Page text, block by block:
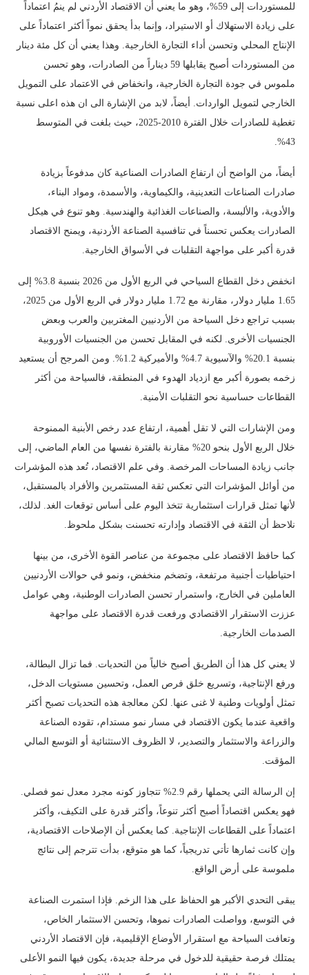
للمستوردات إلى 59%، وهو ما يعني أن الاقتصاد الأردني لم ينمُ اعتماداً
على زيادة الاستهلاك أو الاستيراد، وإنما بدأ يحقق نمواً أكثر اعتماداً على
الإنتاج المحلي وتحسن أداء التجارة الخارجية. وهذا يعني أن كل مئة دينار
من المستوردات أصبح يقابلها 59 ديناراً من الصادرات، وهو تحسن
ملموس في جودة التجارة الخارجية، وانخفاض في الاعتماد على التمويل
الخارجي لتمويل الواردات. أيضاً، لابد من الإشارة الى ان هذه اعلى نسبة
تغطية للصادرات خلال الفترة 2010-2025، حيث بلغت في المتوسط
43%.
أيضاً، من الواضح أن ارتفاع الصادرات الصناعية كان مدفوعاً بزيادة
صادرات الصناعات التعدينية، والكيماوية، والأسمدة، ومواد البناء،
والأدوية، والألبسة، والصناعات الغذائية والهندسية. وهو تنوع في هيكل
الصادرات يعكس تحسناً في تنافسية الصناعة الأردنية، ويمنح الاقتصاد
قدرة أكبر على مواجهة التقلبات في الأسواق الخارجية.
انخفض دخل القطاع السياحي في الربع الأول من 2026 بنسبة 3.8% إلى
1.65 مليار دولار، مقارنة مع 1.72 مليار دولار في الربع الأول من 2025،
بسبب تراجع دخل السياحة من الأردنيين المغتربين والعرب وبعض
الجنسيات الأخرى. لكنه في المقابل تحسن من الجنسيات الأوروبية
بنسبة 20.1% والآسيوية 4.7% والأميركية 1.2%. ومن المرجح أن يستعيد
زخمه بصورة أكبر مع ازدياد الهدوء في المنطقة، فالسياحة من أكثر
القطاعات حساسية نحو التقلبات الأمنية.
ومن الإشارات التي لا تقل أهمية، ارتفاع عدد رخص الأبنية الممنوحة
خلال الربع الأول بنحو 20% مقارنة بالفترة نفسها من العام الماضي، إلى
جانب زيادة المساحات المرخصة. وفي علم الاقتصاد، تُعد هذه المؤشرات
من أوائل المؤشرات التي تعكس ثقة المستثمرين والأفراد بالمستقبل،
لأنها تمثل قرارات استثمارية تتخذ اليوم على أساس توقعات الغد. لذلك،
نلاحظ أن الثقة في الاقتصاد وإدارته تحسنت بشكل ملحوظ.
كما حافظ الاقتصاد على مجموعة من عناصر القوة الأخرى، من بينها
احتياطيات أجنبية مرتفعة، وتضخم منخفض، ونمو في حوالات الأردنيين
العاملين في الخارج، واستمرار تحسن الصادرات الوطنية، وهي عوامل
عززت الاستقرار الاقتصادي ورفعت قدرة الاقتصاد على مواجهة
الصدمات الخارجية.
لا يعني كل هذا أن الطريق أصبح خالياً من التحديات. فما تزال البطالة،
ورفع الإنتاجية، وتسريع خلق فرص العمل، وتحسين مستويات الدخل،
تمثل أولويات وطنية لا غنى عنها. لكن معالجة هذه التحديات تصبح أكثر
واقعية عندما يكون الاقتصاد في مسار نمو مستدام، تقوده الصناعة
والزراعة والاستثمار والتصدير، لا الظروف الاستثنائية أو التوسع المالي
المؤقت.
إن الرسالة التي يحملها رقم 2.9% تتجاوز كونه مجرد معدل نمو فصلي.
فهو يعكس اقتصاداً أصبح أكثر تنوعاً، وأكثر قدرة على التكيف، وأكثر
اعتماداً على القطاعات الإنتاجية. كما يعكس أن الإصلاحات الاقتصادية،
وإن كانت ثمارها تأتي تدريجياً، كما هو متوقع، بدأت تترجم إلى نتائج
ملموسة على أرض الواقع.
يبقى التحدي الأكبر هو الحفاظ على هذا الزخم. فإذا استمرت الصناعة
في التوسع، وواصلت الصادرات نموها، وتحسن الاستثمار الخاص،
وتعافت السياحة مع استقرار الأوضاع الإقليمية، فإن الاقتصاد الأردني
يمتلك فرصة حقيقية للدخول في مرحلة جديدة، يكون فيها النمو الأعلى